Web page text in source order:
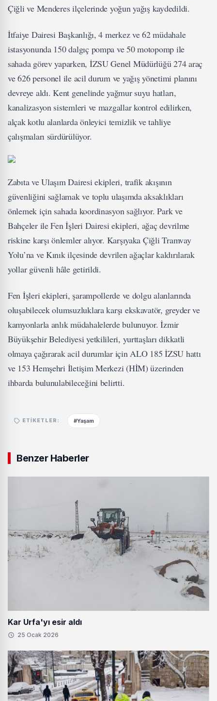
Çiğli ve Menderes ilçelerinde yoğun yağış kaydedildi.
İtfaiye Dairesi Başkanlığı, 4 merkez ve 62 müdahale
istasyonunda 150 dalgıç pompa ve 50 motopomp ile
sahada görev yaparken, İZSU Genel Müdürlüğü 274 araç
ve 626 personel ile acil durum ve yağış yönetimi planını
devreye aldı. Kent genelinde yağmur suyu hatları,
kanalizasyon sistemleri ve mazgallar kontrol edilirken,
alçak kotlu alanlarda önleyici temizlik ve tahliye
çalışmaları sürdürülüyor.
Zabıta ve Ulaşım Dairesi ekipleri, trafik akışının
güvenliğini sağlamak ve toplu ulaşımda aksaklıkları
önlemek için sahada koordinasyon sağlıyor. Park ve
Bahçeler ile Fen İşleri Dairesi ekipleri, ağaç devrilme
riskine karşı önlemler alıyor. Karşıyaka Çiğli Tramvay
Yolu’na ve Kınık ilçesinde devrilen ağaçlar kaldırılarak
yollar güvenli hâle getirildi.
Fen İşleri ekipleri, şarampollerde ve dolgu alanlarında
oluşabilecek olumsuzluklara karşı ekskavatör, greyder ve
kamyonlarla anlık müdahalelerde bulunuyor. İzmir
Büyükşehir Belediyesi yetkilileri, yurttaşları dikkatli
olmaya çağırarak acil durumlar için ALO 185 İZSU hattı
ve 153 Hemşehri İletişim Merkezi (HİM) üzerinden
ihbarda bulunulabileceğini belirtti.
ETIKETLER: #Yaşam
Benzer Haberler
Kar Urfa'yı esir aldı
25 Ocak 2026